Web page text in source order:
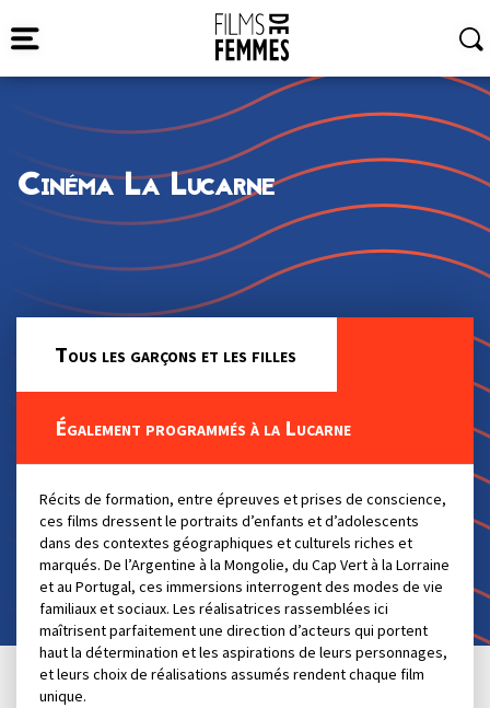
Cinéma La Lucarne
Tous les garçons et les filles
Également programmés à la Lucarne
Récits de formation, entre épreuves et prises de conscience,
ces films dressent le portraits d’enfants et d’adolescents
dans des contextes géographiques et culturels riches et
marqués. De l’Argentine à la Mongolie, du Cap Vert à la Lorraine
et au Portugal, ces immersions interrogent des modes de vie
familiaux et sociaux. Les réalisatrices rassemblées ici
maîtrisent parfaitement une direction d’acteurs qui portent
haut la détermination et les aspirations de leurs personnages,
et leurs choix de réalisations assumés rendent chaque film
unique.